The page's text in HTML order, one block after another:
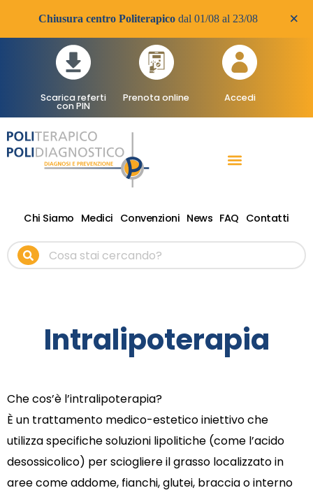
Chiusura centro Politerapicodal 01/08 al 23/08 ×
Scarica referti
con PIN
Prenota online Accedi
Chi Siamo Medici Convenzioni News FAQ Contatti
Intralipoterapia
Che cos’è l’intralipoterapia?
È un trattamento medico-estetico iniettivo che
utilizza specifiche soluzioni lipolitiche (come l’acido
desossicolico) per sciogliere il grasso localizzato in
aree come addome, fianchi, glutei, braccia o interno